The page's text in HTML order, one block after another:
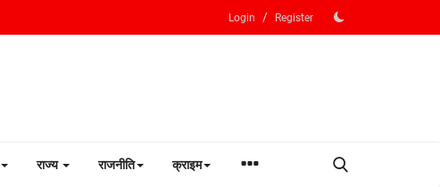
Login / Register
राज्य राजनीति क्राइम